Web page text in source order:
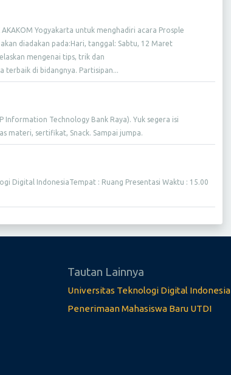
Yogyakarta untuk menghadiri acara Prosple
diadakan pada:Hari, tanggal: Sabtu, 12 Maret
mengenai tips, trik dan
terbaik di bidangnya. Partisipan...
Information Technology Bank Raya). Yuk segera isi
materi, sertifikat, Snack. Sampai jumpa.
Digital IndonesiaTempat : Ruang Presentasi Waktu : 15.00
Tautan Lainnya
Universitas Teknologi Digital Indonesia
Penerimaan Mahasiswa Baru UTDI